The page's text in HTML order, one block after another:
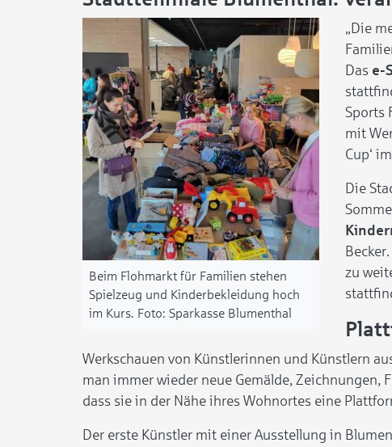
Beim Flohmarkt für Familien stehen
Spielzeug und Kinderbekleidung hoch
im Kurs.
Sparkasse Blumenthal
„Die
Das e-
Sports
mit
Cup‘
Die
zu
Werkschauen von Künstlerinnen und Künstlern
man immer wieder neue Gemälde, Zeichnungen,
dass sie in der Nähe ihres Wohnortes eine
Der erste Künstler mit einer Ausstellung in